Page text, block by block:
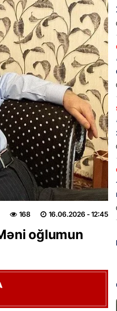
16.06.2026 - 12:45
168
oğlumun